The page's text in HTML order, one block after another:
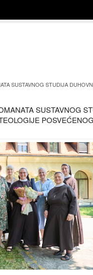
SUSTAVNOG STUDIJA
SUSTAVNOG